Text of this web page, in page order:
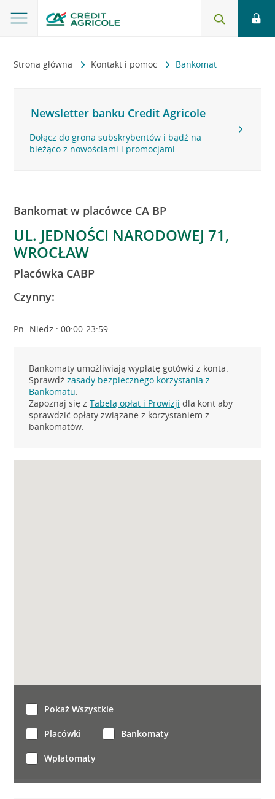
Strona główna Kontakt i pomoc Bankomat
Newsletter banku Credit Agricole
Dołącz do grona subskrybentów i bądź na
bieżąco z nowościami i promocjami
Bankomat w placówce CA BP
UL. JEDNOŚCI NARODOWEJ 71,
WROCŁAW
Placówka CABP
Czynny:
Pn.-Niedz.: 00:00-23:59
Bankomaty umożliwiają wypłatę gotówki z konta.
Sprawdźzasady bezpiecznego korzystania z
Bankomatu.
Zapoznaj się zTabelą opłat i Prowizji dla kont aby
sprawdzić opłaty związane z korzystaniem z
bankomatów.
Pokaż Wszystkie
Placówki Bankomaty
Wpłatomaty